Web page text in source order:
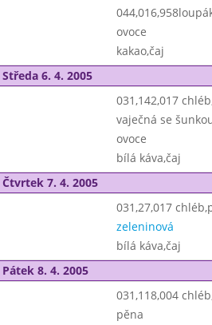
ovoce
kakao,čaj
Středa 6. 4. 2005
031,142,017
vaječná se
ovoce
bílá káva,čaj
Čtvrtek 7. 4. 2005
031,27,017
zeleninová
bílá káva,čaj
Pátek 8. 4. 2005
031,118,004
pěna